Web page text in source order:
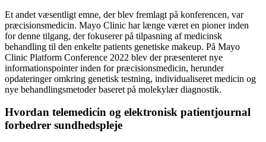
Et andet væsentligt emne, der blev fremlagt på konferencen, var
præcisionsmedicin. Mayo Clinic har længe været en pioner inden
for denne tilgang, der fokuserer på tilpasning af medicinsk
behandling til den enkelte patients genetiske makeup. På Mayo
Clinic Platform Conference 2022 blev der præsenteret nye
informationspointer inden for præcisionsmedicin, herunder
opdateringer omkring genetisk testning, individualiseret medicin og
nye behandlingsmetoder baseret på molekylær diagnostik.
Hvordan telemedicin og elektronisk patientjournal
forbedrer sundhedspleje